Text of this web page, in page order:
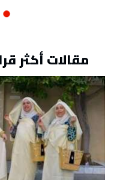
مقالات أكثر